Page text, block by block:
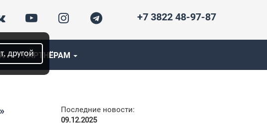
другой
+7 3822 48-97-87
ПАРТНЁРАМ
Последние новости:
09.12.2025